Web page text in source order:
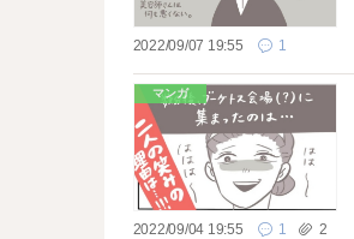
2022/09/07 19:55 1
マンガ
2022/09/04 19:55 1 2